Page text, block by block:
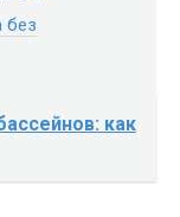
без
как